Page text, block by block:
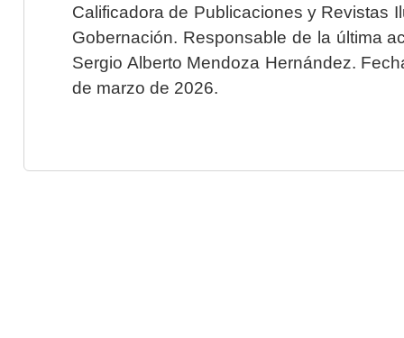
Calificadora de Publicaciones y Revistas
Gobernación. Responsable de la última
Sergio Alberto Mendoza Hernández.
de marzo de 2026.